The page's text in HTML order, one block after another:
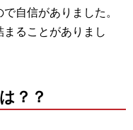
自信がありました。
ることがありまし
？？